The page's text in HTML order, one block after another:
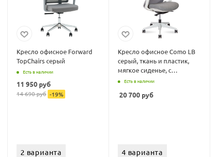
Кресло офисное Forward
TopChairs серый
Есть в наличии
11 950 руб
14 690руб -19%
2 варианта
Кресло офисное Como LB
серый, ткань и пластик,
мягкое сиденье, с
подлокотниками
Есть в наличии
20 700 руб
4 варианта